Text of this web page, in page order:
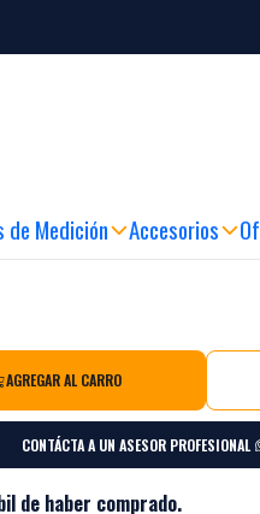
de Medición Accesorios
20v 2ah
AGREGAR AL CARRO
CONTÁCTA A UN ASESOR PROFESIONAL
de haber comprado.